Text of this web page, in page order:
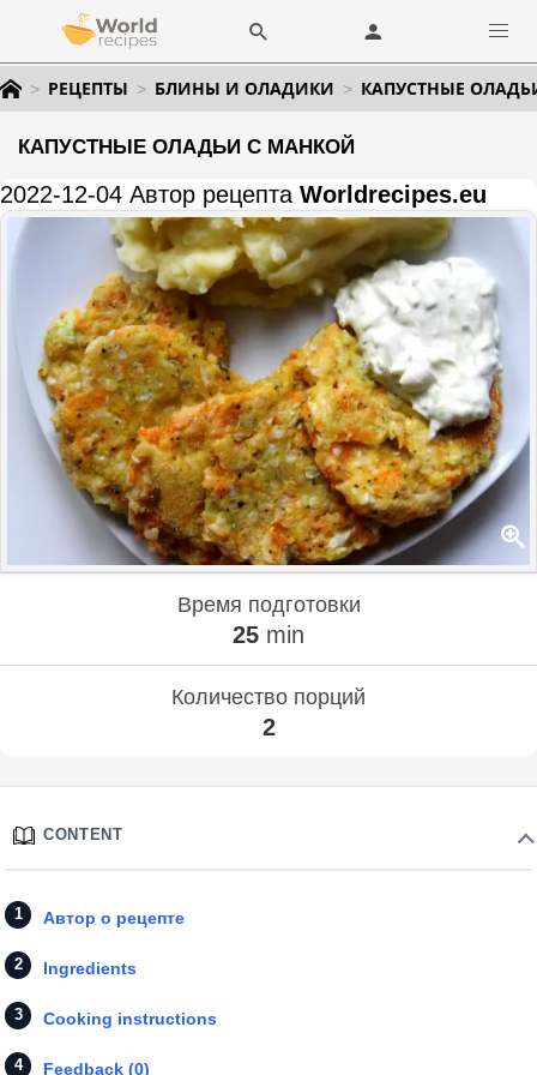
РЕЦЕПТЫ БЛИНЫ И ОЛАДИКИ КАПУСТНЫЕ
КАПУСТНЫЕ ОЛАДЬИ С МАНКОЙ
2022-12-04 Автор рецепта Worldrecipes.eu
Время подготовки
25 min
Количество порций
2
CONTENT
Автор о рецепте
Ingredients
Cooking instructions
Feedback (0)